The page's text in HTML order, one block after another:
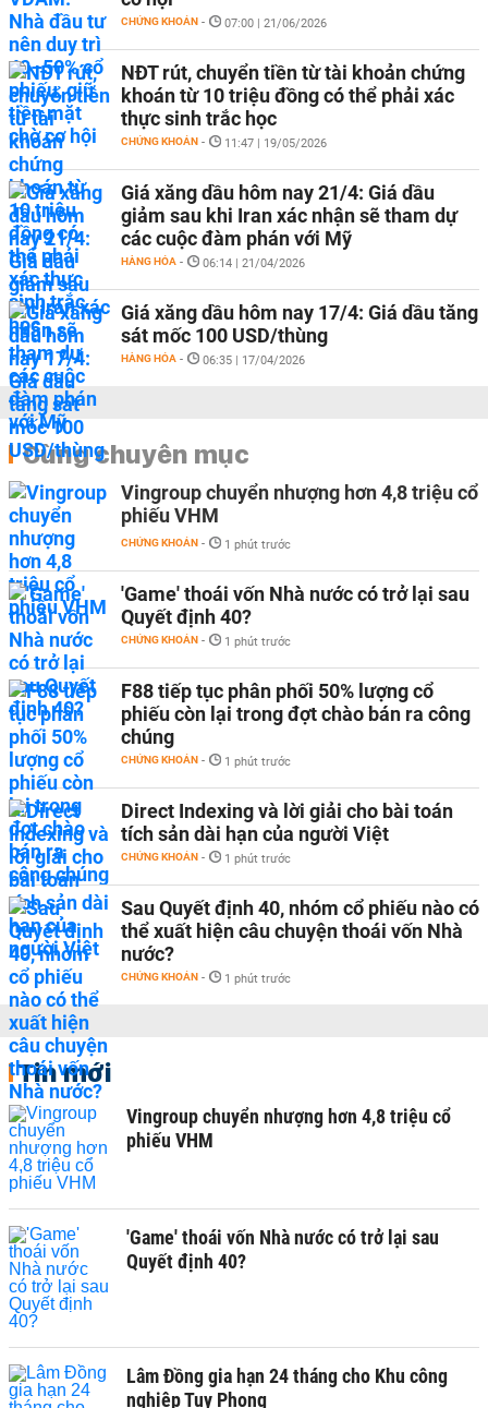
CHỨNG KHOÁN - 07:00 | 21/06/2026
NĐT rút, chuyển tiền từ tài khoản chứng
khoán từ 10 triệu đồng có thể phải xác
thực sinh trắc học
CHỨNG KHOÁN - 11:47 | 19/05/2026
Giá xăng dầu hôm nay 21/4: Giá dầu
giảm sau khi Iran xác nhận sẽ tham dự
các cuộc đàm phán với Mỹ
HÀNG HÓA - 06:14 | 21/04/2026
Giá xăng dầu hôm nay 17/4: Giá dầu tăng
sát mốc 100 USD/thùng
HÀNG HÓA - 06:35 | 17/04/2026
Cùng chuyên mục
Vingroup chuyển nhượng hơn 4,8 triệu cổ
phiếu VHM
CHỨNG KHOÁN - 1 phút trước
'Game' thoái vốn Nhà nước có trở lại sau
Quyết định 40?
CHỨNG KHOÁN - 1 phút trước
F88 tiếp tục phân phối 50% lượng cổ
phiếu còn lại trong đợt chào bán ra công
chúng
CHỨNG KHOÁN - 1 phút trước
Direct Indexing và lời giải cho bài toán
tích sản dài hạn của người Việt
CHỨNG KHOÁN - 1 phút trước
Sau Quyết định 40, nhóm cổ phiếu nào có
thể xuất hiện câu chuyện thoái vốn Nhà
nước?
CHỨNG KHOÁN - 1 phút trước
Tin mới
Vingroup chuyển nhượng hơn 4,8 triệu cổ
phiếu VHM
'Game' thoái vốn Nhà nước có trở lại sau
Quyết định 40?
Lâm Đồng gia hạn 24 tháng cho Khu công
nghiệp Tuy Phong